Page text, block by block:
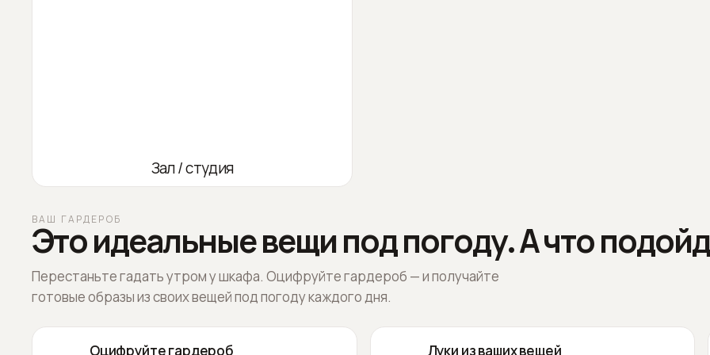
Зал / студия
ВАШ ГАРДЕРОБ
Это идеальные вещи под погоду. А что
Перестаньте гадать утром у шкафа. Оцифруйте гардероб — и получайте
готовые образы из своих вещей под погоду каждого дня.
Оцифруйте гардероб Луки из ваших вещей